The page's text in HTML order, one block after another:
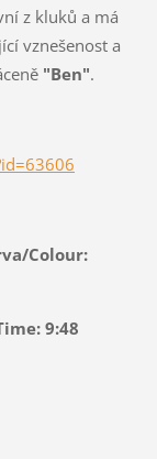
z kluků a má
vznešenost a
"Ben".
Colour:
9:48